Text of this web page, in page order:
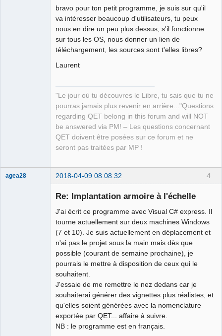
bravo pour ton petit programme, je suis sur qu'il
va intéresser beaucoup d'utilisateurs, tu peux
nous en dire un peu plus dessus, s'il fonctionne
sur tous les OS, nous donner un lien de
téléchargement, les sources sont t'elles libres?
Laurent
"Le jour où tu découvres le Libre, tu sais que tu ne
pourras jamais plus revenir en arrière..."Questions
regarding QET belong in this forum and will NOT
be answered via PM! – Les questions concernant
QET doivent être posées sur ce forum et ne
seront pas traitées par MP !
4
agea28 2018-04-09 08:08:32
Re: Implantation armoire à l'échelle
J'ai écrit ce programme avec Visual C# express. Il
tourne actuellement sur deux machines Windows
(7 et 10). Je suis actuellement en déplacement et
n'ai pas le projet sous la main mais dès que
possible (courant de semaine prochaine), je
pourrais le mettre à disposition de ceux qui le
souhaitent.
J'essaie de me remettre le nez dedans car je
souhaiterai générer des vignettes plus réalistes, et
qu'elles soient générées avec la nomenclature
exportée par QET... affaire à suivre.
NB : le programme est en français.